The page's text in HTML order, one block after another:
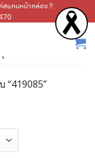
สแกนหน้ากล่อง !!